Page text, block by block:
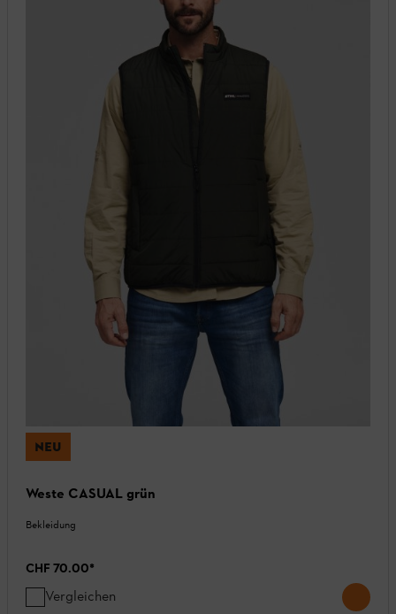
NEU
Weste CASUAL grün
Bekleidung
CHF 70.00*
Vergleichen